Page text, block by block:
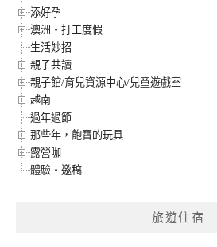
添好孕
澳洲‧打工度假
生活妙招
親子共讀
親子館/育兒資源中心/兒童遊戲室
越南
過年過節
那些年，飽寶的玩具
露營咖
體驗‧邀稿
旅遊住宿